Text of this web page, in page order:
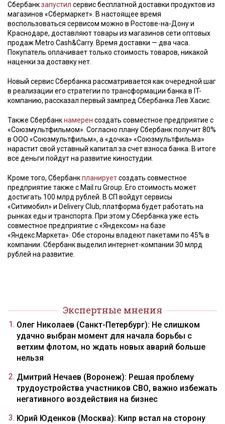
Сбербанкзапустил сервис бесплатной доставки продуктов из
магазинов «Сбермаркет». В настоящее время
воспользоваться сервисом можно в Ростове-на-Дону и
Краснодаре, доставляют товары из магазинов сети оптовых
продаж Metro Cash&Carry. Время доставки — два часа.
Покупатель оплачивает только стоимость товаров, никакой
наценки за доставку нет.
Новый сервис Сбербанка рассматривается как очередной шаг
в реализации его стратегии по трансформации банка в IT-
компанию, рассказал первый зампред Сбербанка Лев Хасис.
Также Сбербанкнамерен создать совместное предприятие с
«Союзмультфильмом». Согласно плану Сбербанк получит 80%
в ООО «Союзмультфильм», а «дочка» «Союзмультфильма»
нарастит свой уставный капитал за счет взноса банка. В итоге
все деньги пойдут на развитие киностудии.
Кроме того, Сбербанкпланируетсоздать совместное
предприятие также с Mail.ru Group. Его стоимость может
достигать 100 млрд рублей. В СП войдут сервисы
«Ситимобил» и Delivery Club, платформа будет работать на
рынках еды и транспорта. При этом у Сбербанка уже есть
совместное предприятие с «Яндексом» на базе
«Яндекс.Маркета». Обе стороны владеют пакетами по 45% в
компании. Сбербанк выделил интернет-компании 30 млрд
рублей на развитие.
Экспертные мнения
Олег Николаев (Санкт-Петербург): Не слишком
удачно выбран момент для начала борьбы с
ветхим флотом, но ждать новых аварий больше
нельзя
Дмитрий Нечаев (Воронеж): Решая проблему
трудоустройства участников СВО, важно избежать
негативного воздействия на бизнес
Юрий Юденков (Москва): Кипр встал на сторону